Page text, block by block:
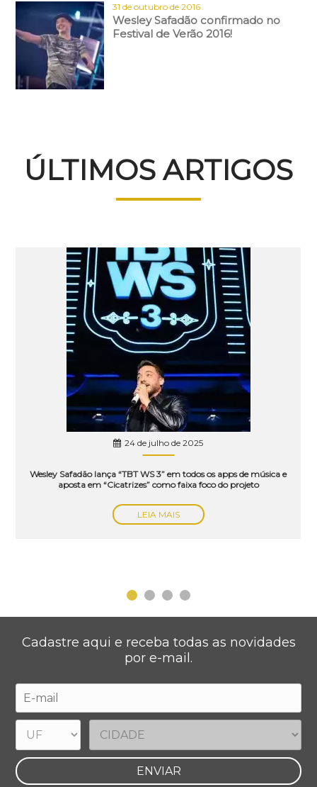
31 de outubro de 2016
Wesley Safadão confirmado no
Festival de Verão 2016!
ÚLTIMOS ARTIGOS
24 de julho de 2025
Wesley Safadão lança “TBT WS 3” em todos os apps de música e
aposta em “Cicatrizes” como faixa foco do projeto
LEIA MAIS
Cadastre aqui e receba todas as novidades
por e-mail.